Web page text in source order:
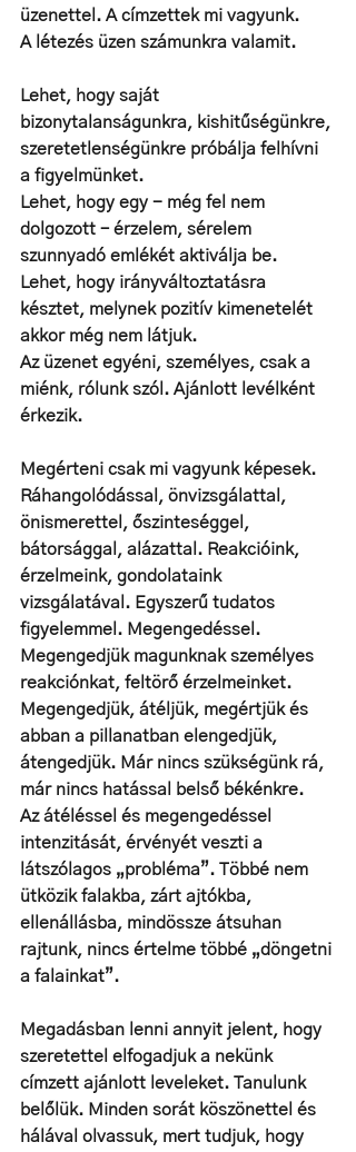
üzenettel. A címzettek mi vagyunk.
A létezés üzen számunkra valamit.
Lehet, hogy saját
bizonytalanságunkra, kishitűségünkre,
szeretetlenségünkre próbálja felhívni
a figyelmünket.
Lehet, hogy egy - még fel nem
dolgozott – érzelem, sérelem
szunnyadó emlékét aktiválja be.
Lehet, hogy irányváltoztatásra
késztet, melynek pozitív kimenetelét
akkor még nem látjuk.
Az üzenet egyéni, személyes, csak a
miénk, rólunk szól. Ajánlott levélként
érkezik.
Megérteni csak mi vagyunk képesek.
Ráhangolódással, önvizsgálattal,
önismerettel, őszinteséggel,
bátorsággal, alázattal. Reakcióink,
érzelmeink, gondolataink
vizsgálatával. Egyszerű tudatos
figyelemmel. Megengedéssel.
Megengedjük magunknak személyes
reakciónkat, feltörő érzelmeinket.
Megengedjük, átéljük, megértjük és
abban a pillanatban elengedjük,
átengedjük. Már nincs szükségünk rá,
már nincs hatással belső békénkre.
Az átéléssel és megengedéssel
intenzitását, érvényét veszti a
látszólagos „probléma”. Többé nem
ütközik falakba, zárt ajtókba,
ellenállásba, mindössze átsuhan
rajtunk, nincs értelme többé „döngetni
a falainkat”.
Megadásban lenni annyit jelent, hogy
szeretettel elfogadjuk a nekünk
címzett ajánlott leveleket. Tanulunk
belőlük. Minden sorát köszönettel és
hálával olvassuk, mert tudjuk, hogy